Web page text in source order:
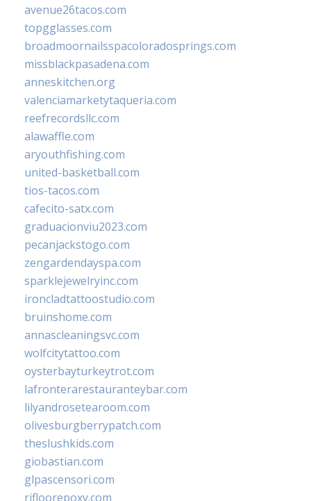
avenue26tacos.com
topgglasses.com
broadmoornailsspacoloradosprings.com
missblackpasadena.com
anneskitchen.org
valenciamarketytaqueria.com
reefrecordsllc.com
alawaffle.com
aryouthfishing.com
united-basketball.com
tios-tacos.com
cafecito-satx.com
graduacionviu2023.com
pecanjackstogo.com
zengardendayspa.com
sparklejewelryinc.com
ironcladtattoostudio.com
bruinshome.com
annascleaningsvc.com
wolfcitytattoo.com
oysterbayturkeytrot.com
lafronterarestauranteybar.com
lilyandrosetearoom.com
olivesburgberrypatch.com
theslushkids.com
giobastian.com
glpascensori.com
rifloorepoxy.com